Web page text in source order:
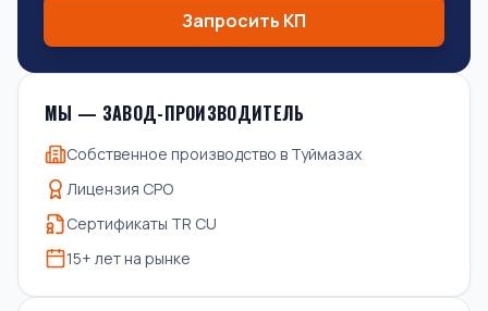
Запросить КП
МЫ — ЗАВОД-ПРОИЗВОДИТЕЛЬ
Собственное производство в Туймазах
Лицензия СРО
Сертификаты TR CU
15+ лет на рынке